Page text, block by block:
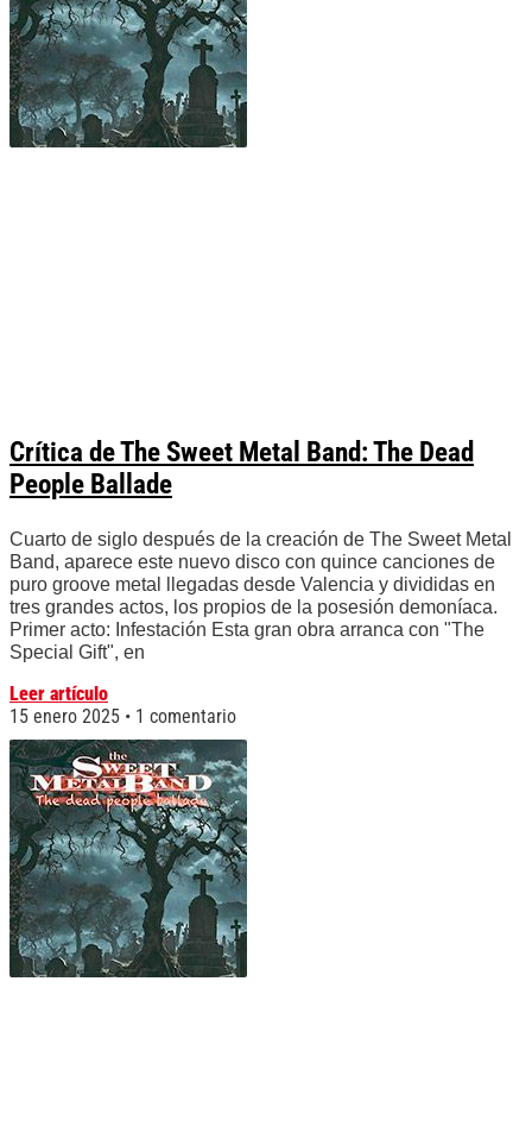
Crítica de The Sweet Metal Band: The Dead
People Ballade
Cuarto de siglo después de la creación de The Sweet Metal
Band, aparece este nuevo disco con quince canciones de
puro groove metal llegadas desde Valencia y divididas en
tres grandes actos, los propios de la posesión demoníaca.
Primer acto: Infestación Esta gran obra arranca con "The
Special Gift", en
Leer artículo
15 enero 2025
1 comentario